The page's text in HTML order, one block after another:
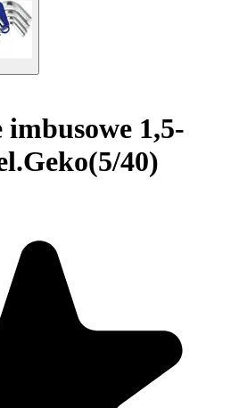
1,5-
40)